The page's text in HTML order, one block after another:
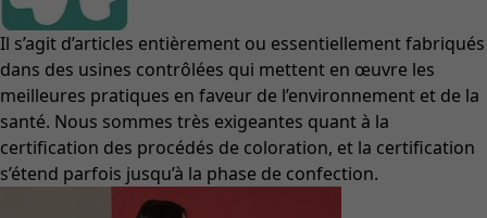
Il s’agit d’articles entièrement ou essentiellement fabriqués
dans des usines contrôlées qui mettent en œuvre les
meilleures pratiques en faveur de l’environnement et de la
santé. Nous sommes très exigeantes quant à la
certification des procédés de coloration, et la certification
s’étend parfois jusqu’à la phase de confection.